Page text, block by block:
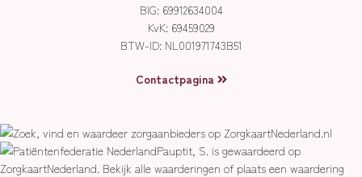
BIG: 69912634004
KvK: 69459029
BTW-ID: NL001971743B51
Contactpagina
Pauptit, S. is gewaardeerd op
ZorgkaartNederland. Bekijk alle waarderingen of plaats een waardering